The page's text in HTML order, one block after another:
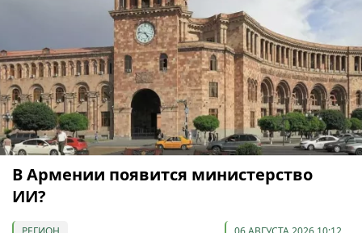
В Армении появится министерство
ИИ?